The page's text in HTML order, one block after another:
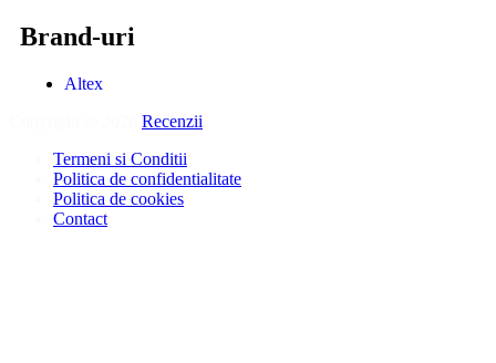
Brand-uri
Altex
Recenzii
Termeni si Conditii
Politica de confidentialitate
Politica de cookies
Contact